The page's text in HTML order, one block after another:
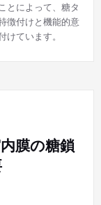
とによって、糖タ
徴付けと機能的意
ています。
膜の糖鎖